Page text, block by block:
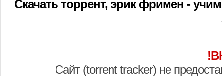
Скачать торрент, эрик фримен -
Сайт (torrent tracker) не